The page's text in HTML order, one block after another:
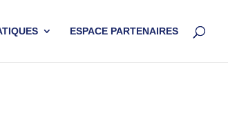
ESPACE PARTENAIRES